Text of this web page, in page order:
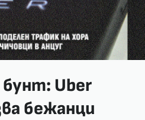
Uber
бежанци